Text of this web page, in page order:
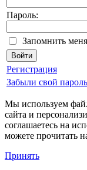
Пароль:
Запомнить меня
Регистрация
Забыли свой
Мы используем
сайта и
соглашаетесь на
можете прочитать
Принять